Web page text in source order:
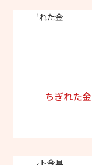
ちぎれた金